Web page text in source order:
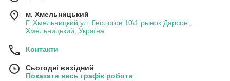
м. Хмельницький
Г. Хмельницкий ул. Геологов 10\1 рынок Дарсон.,
Хмельницький, Україна
Контакти
Сьогодні вихідний
Показати весь графік роботи